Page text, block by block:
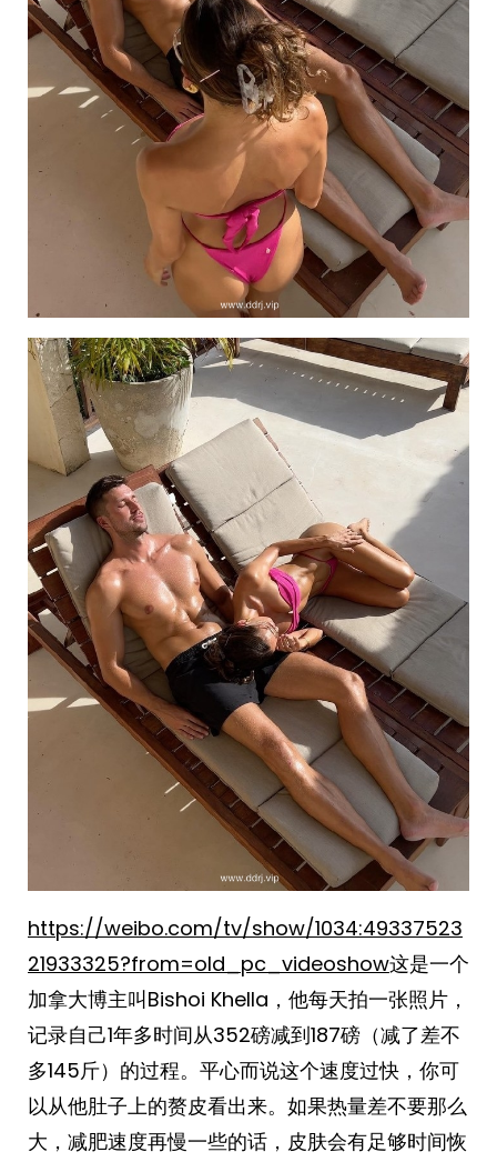
https://weibo.com/tv/show/1034:49337523
21933325?from=old_pc_videoshow这是一个
加拿大博主叫Bishoi Khella，他每天拍一张照片，
记录自己1年多时间从352磅减到187磅（减了差不
多145斤）的过程。平心而说这个速度过快，你可
以从他肚子上的赘皮看出来。如果热量差不要那么
大，减肥速度再慢一些的话，皮肤会有足够时间恢